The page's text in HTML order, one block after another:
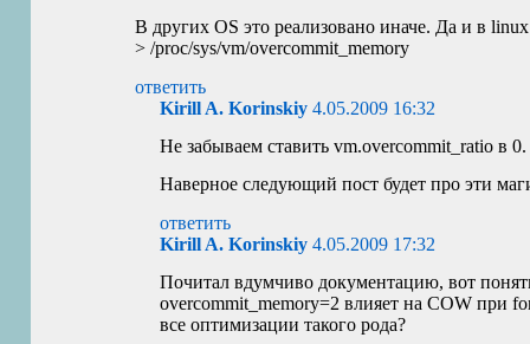
В другихOS это реализовано иначе. Да и в
> /proc/sys/vm/overcommit_memory
ответить
Kirill A. Korinskiy 4.05.2009 16:32
Не забываем ставить vm.overcommit_ratio в 0.
Наверное следующий пост будет про эти
ответить
Kirill A. Korinskiy 4.05.2009 17:32
Почитал вдумчиво документацию, вот
overcommit_memory=2 влияет наCOW при
все оптимизации такого рода?